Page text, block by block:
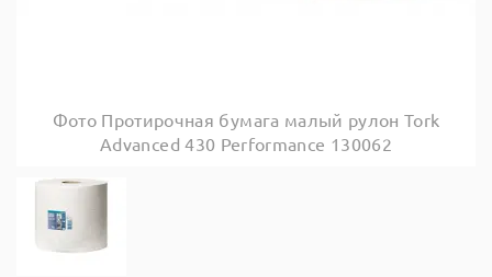
Фото Протирочная бумага малый рулон Tork
Advanced 430 Performance 130062